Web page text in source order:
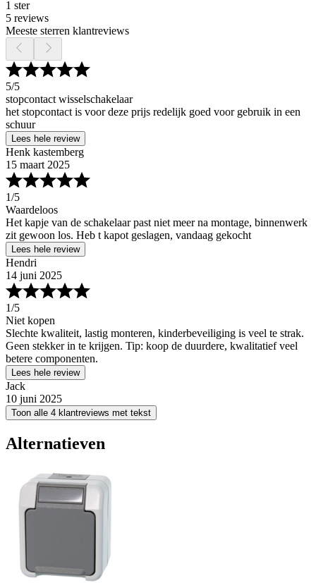
1 ster
5 reviews
Meeste sterren klantreviews
5/5
stopcontact wisselschakelaar
het stopcontact is voor deze prijs redelijk goed voor gebruik in een
schuur
Lees hele review
Henk kastemberg
15 maart 2025
1/5
Waardeloos
Het kapje van de schakelaar past niet meer na montage, binnenwerk
zit gewoon los. Heb t kapot geslagen, vandaag gekocht
Lees hele review
Hendri
14 juni 2025
1/5
Niet kopen
Slechte kwaliteit, lastig monteren, kinderbeveiliging is veel te strak.
Geen stekker in te krijgen. Tip: koop de duurdere, kwalitatief veel
betere componenten.
Lees hele review
Jack
10 juni 2025
Toon alle 4 klantreviews met tekst
Alternatieven